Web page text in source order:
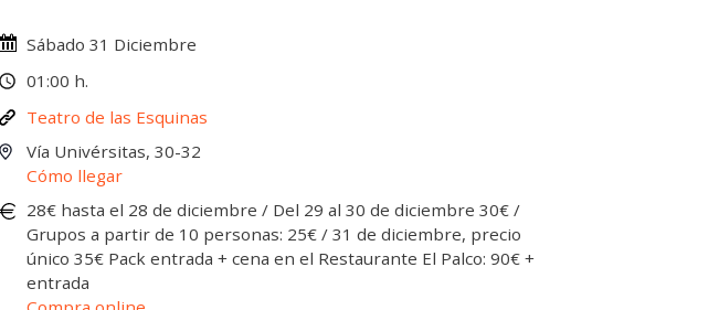
Sábado 31 Diciembre
01:00 h.
Teatro de las Esquinas
Vía Univérsitas, 30-32
Cómo llegar
28€ hasta el 28 de diciembre / Del 29 al 30 de diciembre 30€ /
Grupos a partir de 10 personas: 25€ / 31 de diciembre, precio
único 35€ Pack entrada + cena en el Restaurante El Palco: 90€ +
entrada